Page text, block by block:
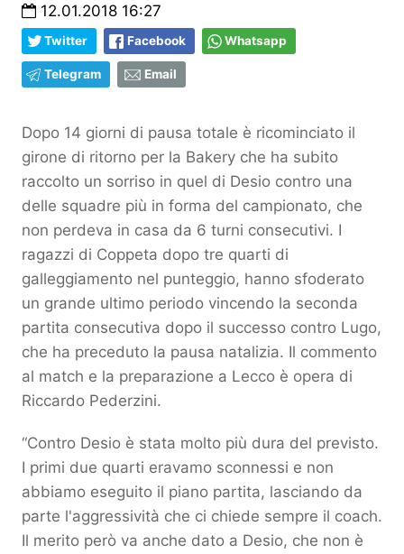
12.01.2018 16:27
Twitter Facebook Whatsapp
Telegram Email
Dopo 14 giorni di pausa totale è ricominciato il
girone di ritorno per la Bakery che ha subito
raccolto un sorriso in quel di Desio contro una
delle squadre più in forma del campionato, che
non perdeva in casa da 6 turni consecutivi. I
ragazzi di Coppeta dopo tre quarti di
galleggiamento nel punteggio, hanno sfoderato
un grande ultimo periodo vincendo la seconda
partita consecutiva dopo il successo contro Lugo,
che ha preceduto la pausa natalizia. Il commento
al match e la preparazione a Lecco è opera di
Riccardo Pederzini.
“Contro Desio è stata molto più dura del previsto.
I primi due quarti eravamo sconnessi e non
abbiamo eseguito il piano partita, lasciando da
parte l'aggressività che ci chiede sempre il coach.
Il merito però va anche dato a Desio, che non è